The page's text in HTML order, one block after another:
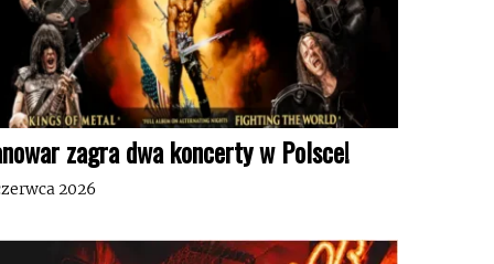
zagra dwa koncerty w Polsce!
2026